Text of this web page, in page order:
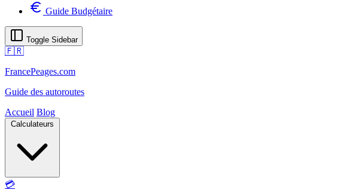
Guide Budgétaire
Toggle Sidebar
🇫🇷
FrancePeages.com
Guide des autoroutes
Accueil Blog
Calculateurs
💳